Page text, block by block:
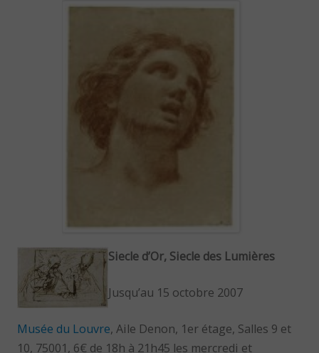
Siecle d’Or, Siecle des Lumières
Jusqu’au 15 octobre 2007
Musée du Louvre, Aile Denon, 1er étage, Salles 9 et
10, 75001, 6€ de 18h à 21h45 les mercredi et